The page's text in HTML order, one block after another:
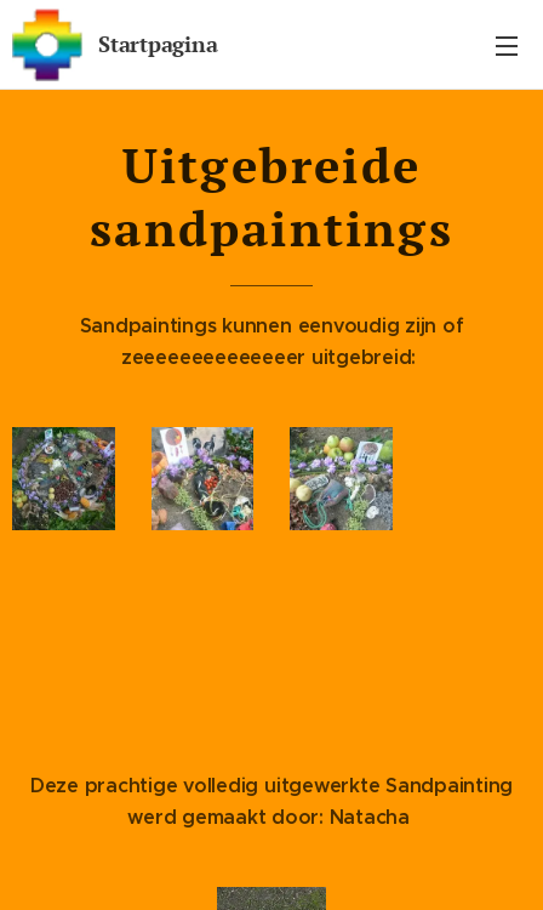
Startpagina
Uitgebreide
sandpaintings
Sandpaintings kunnen eenvoudig zijn of
zeeeeeeeeeeeeeer uitgebreid:
Deze prachtige volledig uitgewerkte Sandpainting
werd gemaakt door: Natacha